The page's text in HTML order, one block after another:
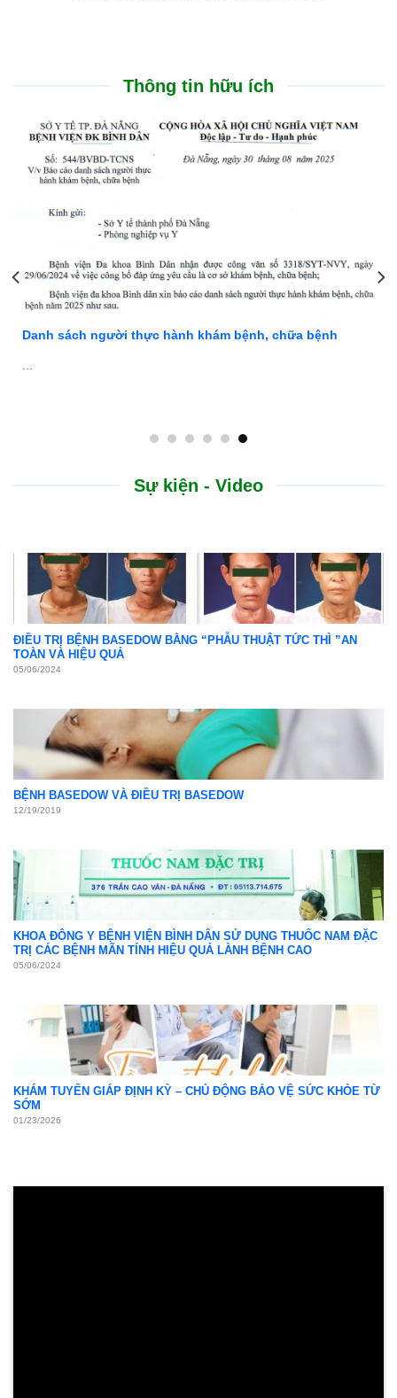
Thông tin hữu ích
Danh sách người thực hành khám bệnh, chữa bệnh
...
Sự kiện - Video
ĐIỀU TRỊ BỆNH BASEDOW BẰNG “PHẪU THUẬT TỨC THÌ ”AN
TOÀN VÀ HIỆU QUẢ
05/06/2024
BỆNH BASEDOW VÀ ĐIỀU TRỊ BASEDOW
12/19/2019
KHOA ĐÔNG Y BỆNH VIỆN BÌNH DÂN SỬ DỤNG THUỐC NAM ĐẶC
TRỊ CÁC BỆNH MÃN TÍNH HIỆU QUẢ LÀNH BỆNH CAO
05/06/2024
KHÁM TUYẾN GIÁP ĐỊNH KỲ – CHỦ ĐỘNG BẢO VỆ SỨC KHỎE TỪ
SỚM
01/23/2026